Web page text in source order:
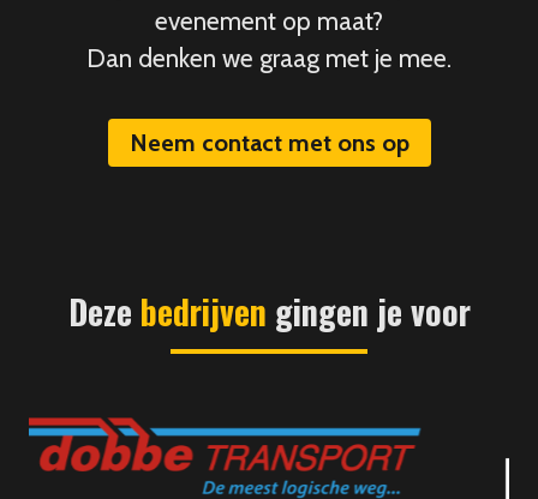
evenement op maat?
Dan denken we graag met je mee.
Neem contact met ons op
Deze bedrijven gingen je voor